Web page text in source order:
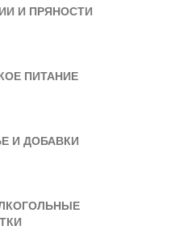
И ПРЯНОСТИ
ПИТАНИЕ
И ДОБАВКИ